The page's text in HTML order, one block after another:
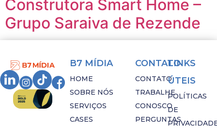
Construtora Smart Home –
Grupo Saraiva de Rezende
B7 MÍDIA
HOME
SOBRE NÓS
SERVIÇOS
CASES
CONTATO
CONTATO
TRABALHE
CONOSCO
PERGUNTAS
LINKS
ÚTEIS
POLÍTICAS
DE